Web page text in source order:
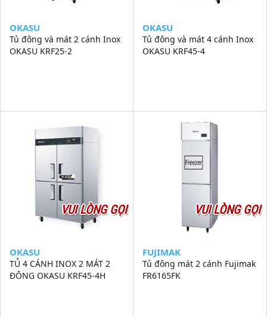
OKASU
Tủ đông và mát 2 cánh Inox
OKASU KRF25-2
OKASU
Tủ đông và mát 4 cánh Inox
OKASU KRF45-4
VUI LÒNG GỌI
OKASU
TỦ 4 CÁNH INOX 2 MÁT 2
ĐÔNG OKASU KRF45-4H
VUI LÒNG GỌI
FUJIMAK
Tủ đông mát 2 cánh Fujimak
FR6165FK